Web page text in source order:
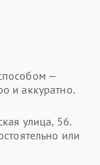
—
и аккуратно.
улица, 56.
или